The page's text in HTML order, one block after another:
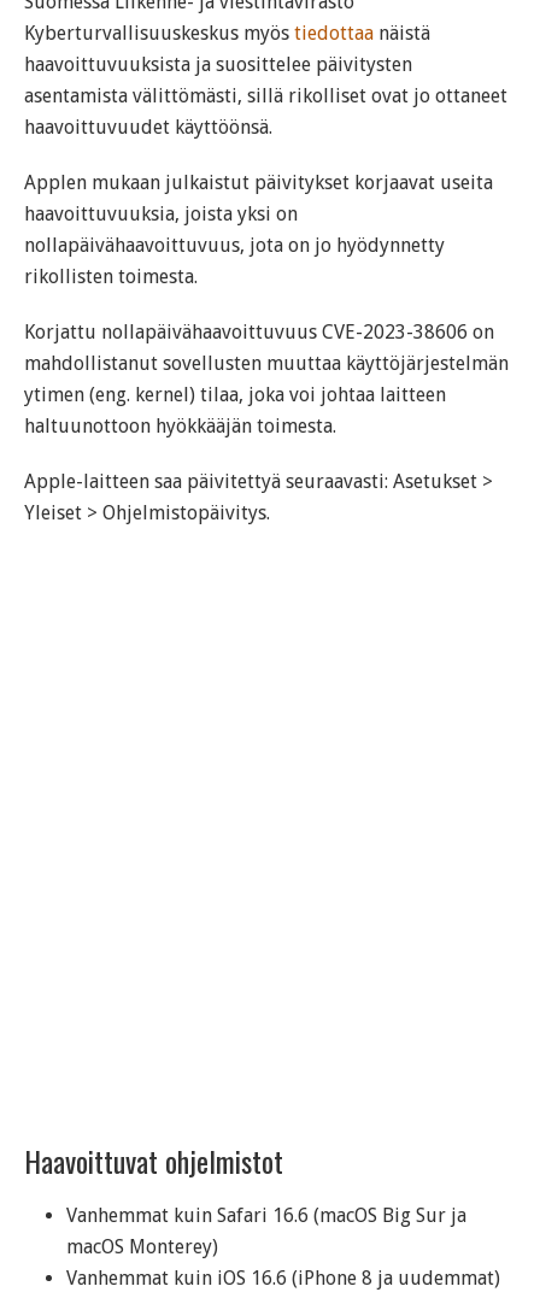
Kyberturvallisuuskeskus myös tiedottaa näistä
haavoittuvuuksista ja suosittelee päivitysten
asentamista välittömästi, sillä rikolliset ovat jo ottaneet
haavoittuvuudet käyttöönsä.
Applen mukaan julkaistut päivitykset korjaavat useita
haavoittuvuuksia, joista yksi on
nollapäivähaavoittuvuus, jota on jo hyödynnetty
rikollisten toimesta.
Korjattu nollapäivähaavoittuvuus CVE-2023-38606 on
mahdollistanut sovellusten muuttaa käyttöjärjestelmän
ytimen (eng. kernel) tilaa, joka voi johtaa laitteen
haltuunottoon hyökkääjän toimesta.
Apple-laitteen saa päivitettyä seuraavasti: Asetukset >
Yleiset > Ohjelmistopäivitys.
Haavoittuvat ohjelmistot
Vanhemmat kuin Safari 16.6 (macOS Big Sur ja
macOS Monterey)
Vanhemmat kuin iOS 16.6 (iPhone 8 ja uudemmat)